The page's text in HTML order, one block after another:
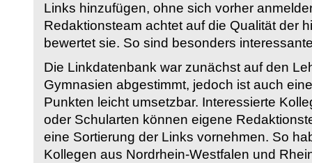
Links hinzufügen, ohne sich vorher
Redaktionsteam achtet auf die Qualität der
bewertet sie. So sind besonders
Die Linkdatenbank war zunächst auf den
Gymnasien abgestimmt, jedoch ist auch
Punkten leicht umsetzbar. Interessierte
oder Schularten können eigene
eine Sortierung der Links vornehmen. So
Kollegen aus Nordrhein-Westfalen und